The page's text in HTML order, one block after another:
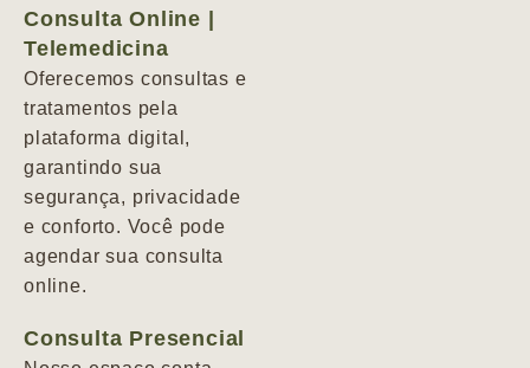
Consulta Online |
Telemedicina
Oferecemos consultas e
tratamentos pela
plataforma digital,
garantindo sua
segurança, privacidade
e conforto. Você pode
agendar sua consulta
online.
Consulta Presencial